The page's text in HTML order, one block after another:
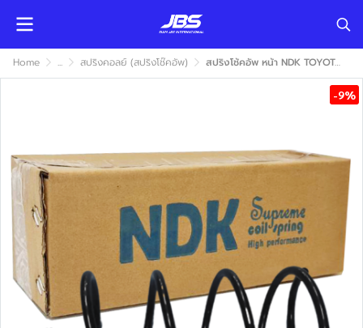
Home ... สปริงคอลย์ (สปริงโช๊คอัพ) สปริงโช้คอัพ หน้า NDK TOYOTA AVANZA 2012-2016 (โตโยต้า อแวนซ่า)
-9%